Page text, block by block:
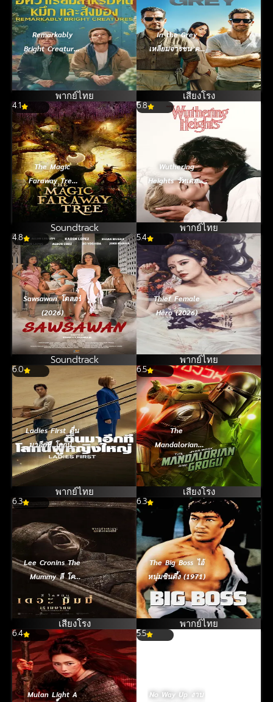
Remarkably
Bright Creatures
อควาเรียมสำหรับ
คน หมึก และ
สิ่งของ (2026)พากย์ไทย
In the Grey
เหลี่ยมจารชน คน
เหนือเทา (2026)
เสียงโรง
4.1
The Magic
Faraway Tree
(2026)
Soundtrack
6.8
Wuthering
Heights วัทเตอริ่ง
ไฮต์ส (2026)
พากย์ไทย
4.8
Sawsawan โดลอร์
(2026)
Soundtrack
5.4
Thief Female
Hero (2026)
พากย์ไทย
6.0
Ladies First ตื่น
มาอีกที โลกนี้ผู้
หญิงใหญ่ (2026)
พากย์ไทย
6.5
The
Mandalorian
and Grogu แมน
ดาลอเรี่ยนและโก
รกู (2026)เสียงโรง
6.3
Lee Cronins The
Mummy ลี โค
รนิน เดอะ มัมมี่
(2026)
เสียงโรง
6.3
The Big Boss ไอ้
หนุ่มซินตึ้ง (1971)
พากย์ไทย
6.4
Mulan Light A
5.5
No Way Up งาบ